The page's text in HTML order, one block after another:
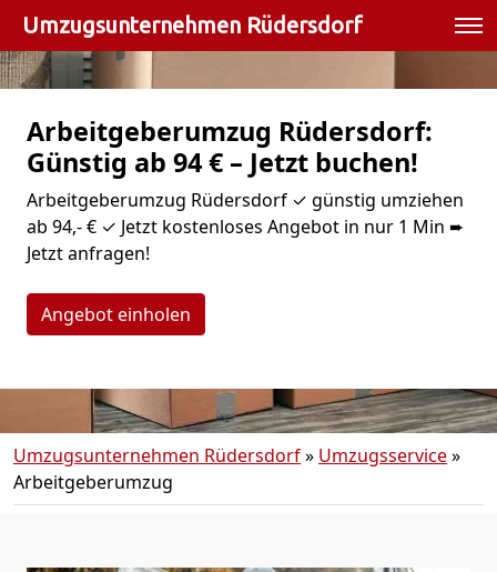
Umzugsunternehmen Rüdersdorf
Arbeitgeberumzug Rüdersdorf:
Günstig ab 94 € – Jetzt buchen!
Arbeitgeberumzug Rüdersdorf ✓ günstig umziehen
ab 94,- € ✓ Jetzt kostenloses Angebot in nur 1 Min ➨
Jetzt anfragen!
Angebot einholen
Umzugsunternehmen Rüdersdorf» Umzugsservice»
Arbeitgeberumzug